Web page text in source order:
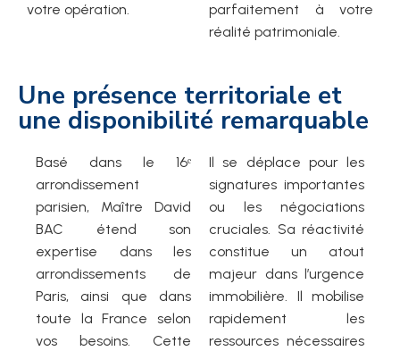
votre opération.
parfaitement à votre
réalité patrimoniale.
Une présence territoriale et
une disponibilité remarquable
Basé dans le 16ᵉ
arrondissement
parisien, Maître David
BAC étend son
expertise dans les
arrondissements de
Paris, ainsi que dans
toute la France selon
vos besoins. Cette
Il se déplace pour les
signatures importantes
ou les négociations
cruciales. Sa réactivité
constitue un atout
majeur dans l’urgence
immobilière. Il mobilise
rapidement les
ressources nécessaires